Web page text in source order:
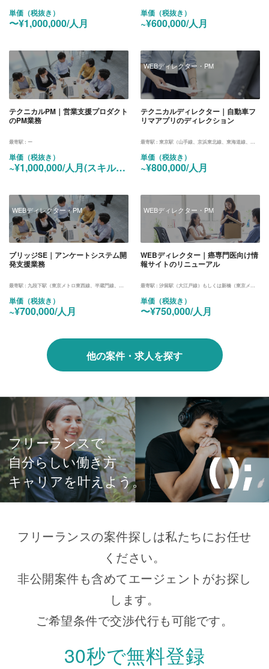
単価（税抜き）
〜¥1,000,000/人月
単価（税抜き）
~¥600,000/人月
テクニカルPM｜営業支援プロダクト
のPM業務
最寄駅 : ー
単価（税抜き）
~¥1,000,000/人月(スキルに応じて相談可)
WEBディレクター・PM
テクニカルディレクター｜自動車フ
リマアプリのディレクション
最寄駅 :東京駅（山手線、京浜東北線、東海道線、中央線、京葉線、丸ノ内線）
単価（税抜き）
~¥800,000/人月
WEBディレクター・PM
ブリッジSE｜アンケートシステム開
発支援業務
最寄駅 : 九段下駅（東京メトロ東西線、半蔵門線、都営新宿線）
単価（税抜き）
~¥700,000/人月
WEBディレクター・PM
WEBディレクター｜癌専門医向け情
報サイトのリニューアル
最寄駅 :汐留駅（大江戸線）もしくは新橋（東京メトロ銀座線、浅草線、JR東海道線、京浜東北線、山手線、横須賀線）
単価（税抜き）
〜¥750,000/人月
他の案件・求人を探す
フリーランスで
自分らしい働き方
キャリアを叶えよう。
フリーランスの案件探しは私たちにお任せ
ください。
非公開案件も含めてエージェントがお探し
します。
ご希望条件で交渉代行も可能です。
30秒で無料登録